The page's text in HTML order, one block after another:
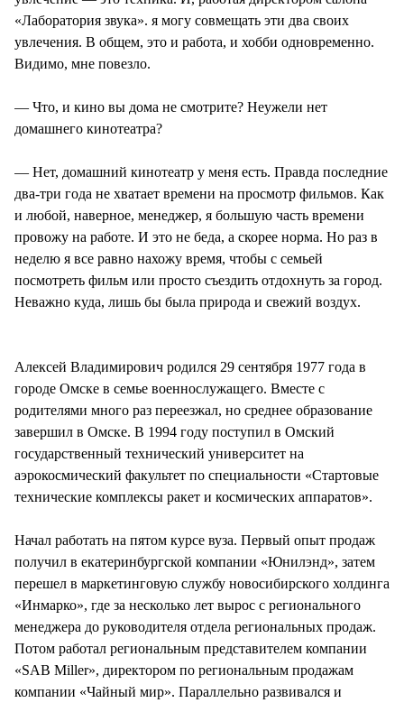
«Лаборатория звука». я могу совмещать эти два своих
увлечения. В общем, это и работа, и хобби одновременно.
Видимо, мне повезло.
— Что, и кино вы дома не смотрите? Неужели нет
домашнего кинотеатра?
— Нет, домашний кинотеатр у меня есть. Правда последние
два-три года не хватает времени на просмотр фильмов. Как
и любой, наверное, менеджер, я большую часть времени
провожу на работе. И это не беда, а скорее норма. Но раз в
неделю я все равно нахожу время, чтобы с семьей
посмотреть фильм или просто съездить отдохнуть за город.
Неважно куда, лишь бы была природа и свежий воздух.
Алексей Владимирович родился 29 сентября 1977 года в
городе Омске в семье военнослужащего. Вместе с
родителями много раз переезжал, но среднее образование
завершил в Омске. В 1994 году поступил в Омский
государственный технический университет на
аэрокосмический факультет по специальности «Стартовые
технические комплексы ракет и космических аппаратов».
Начал работать на пятом курсе вуза. Первый опыт продаж
получил в екатеринбургской компании «Юнилэнд», затем
перешел в маркетинговую службу новосибирского холдинга
«Инмарко», где за несколько лет вырос с регионального
менеджера до руководителя отдела региональных продаж.
Потом работал региональным представителем компании
«SAB Miller», директором по региональным продажам
компании «Чайный мир». Параллельно развивался и